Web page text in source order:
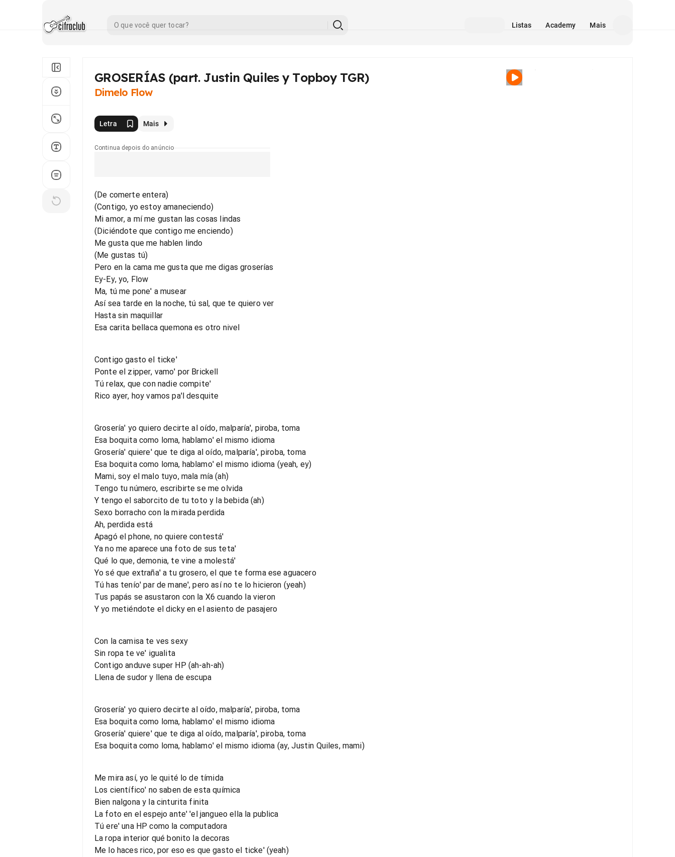
Listas Academy Mais
GROSERÍAS (part. Justin Quiles y Topboy TGR)
Dimelo Flow
Letra Mais
Continua depois do anúncio
(De comerte entera)
(Contigo, yo estoy amaneciendo)
Mi amor, a mí me gustan las cosas lindas
(Diciéndote que contigo me enciendo)
Me gusta que me hablen lindo
(Me gustas tú)
Pero en la cama me gusta que me digas groserías
Ey-Ey, yo, Flow
Ma, tú me pone' a musear
Así sea tarde en la noche, tú sal, que te quiero ver
Hasta sin maquillar
Esa carita bellaca quemona es otro nivel
Contigo gasto el ticke'
Ponte el zipper, vamo' por Brickell
Tú relax, que con nadie compite'
Rico ayer, hoy vamos pa'l desquite
Grosería' yo quiero decirte al oído, malparía', piroba, toma
Esa boquita como loma, hablamo' el mismo idioma
Grosería' quiere' que te diga al oído, malparía', piroba, toma
Esa boquita como loma, hablamo' el mismo idioma (yeah, ey)
Mami, soy el malo tuyo, mala mía (ah)
Tengo tu número, escribirte se me olvida
Y tengo el saborcito de tu toto y la bebida (ah)
Sexo borracho con la mirada perdida
Ah, perdida está
Apagó el phone, no quiere contestá'
Ya no me aparece una foto de sus teta'
Qué lo que, demonia, te vine a molestá'
Yo sé que extraña' a tu grosero, el que te forma ese aguacero
Tú has tenío' par de mane', pero así no te lo hicieron (yeah)
Tus papás se asustaron con la X6 cuando la vieron
Y yo metiéndote el dicky en el asiento de pasajero
Con la camisa te ves sexy
Sin ropa te ve' igualita
Contigo anduve super HP (ah-ah-ah)
Llena de sudor y llena de escupa
Grosería' yo quiero decirte al oído, malparía', piroba, toma
Esa boquita como loma, hablamo' el mismo idioma
Grosería' quiere' que te diga al oído, malparía', piroba, toma
Esa boquita como loma, hablamo' el mismo idioma (ay, Justin Quiles, mami)
Me mira así, yo le quité lo de tímida
Los científico' no saben de esta química
Bien nalgona y la cinturita finita
La foto en el espejo ante' 'el jangueo ella la publica
Tú ere' una HP como la computadora
La ropa interior qué bonito la decoras
Me lo haces rico, por eso es que gasto el ticke' (yeah)